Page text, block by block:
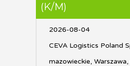
(K/M)
2026-08-04
CEVA Logistics Poland
mazowieckie, Warszawa,